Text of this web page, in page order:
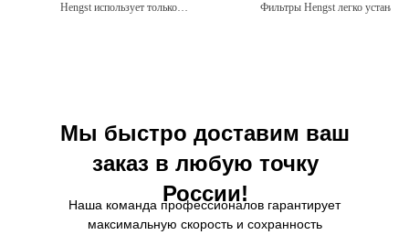
Hengst использует только
Фильтры Hengst легко
Мы быстро доставим ваш
заказ в любую точку
России!
Наша команда профессионалов гарантирует
максимальную скорость и сохранность